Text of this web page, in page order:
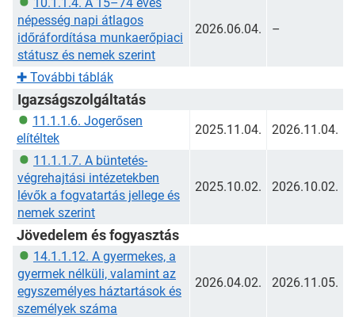
népesség napi átlagos
időráfordítása munkaerőpiaci
státusz és nemek szerint
2026.06.04. –
✚ További táblák
Igazságszolgáltatás
11.1.1.6. Jogerősen
elítéltek
2025.11.04. 2026.11.04.
11.1.1.7. A büntetés-
végrehajtási intézetekben
lévők a fogvatartás jellege és
nemek szerint
2025.10.02. 2026.10.02.
Jövedelem és fogyasztás
14.1.1.12. A gyermekes, a
gyermek nélküli, valamint az
egyszemélyes háztartások és
személyek száma
2026.04.02. 2026.11.05.